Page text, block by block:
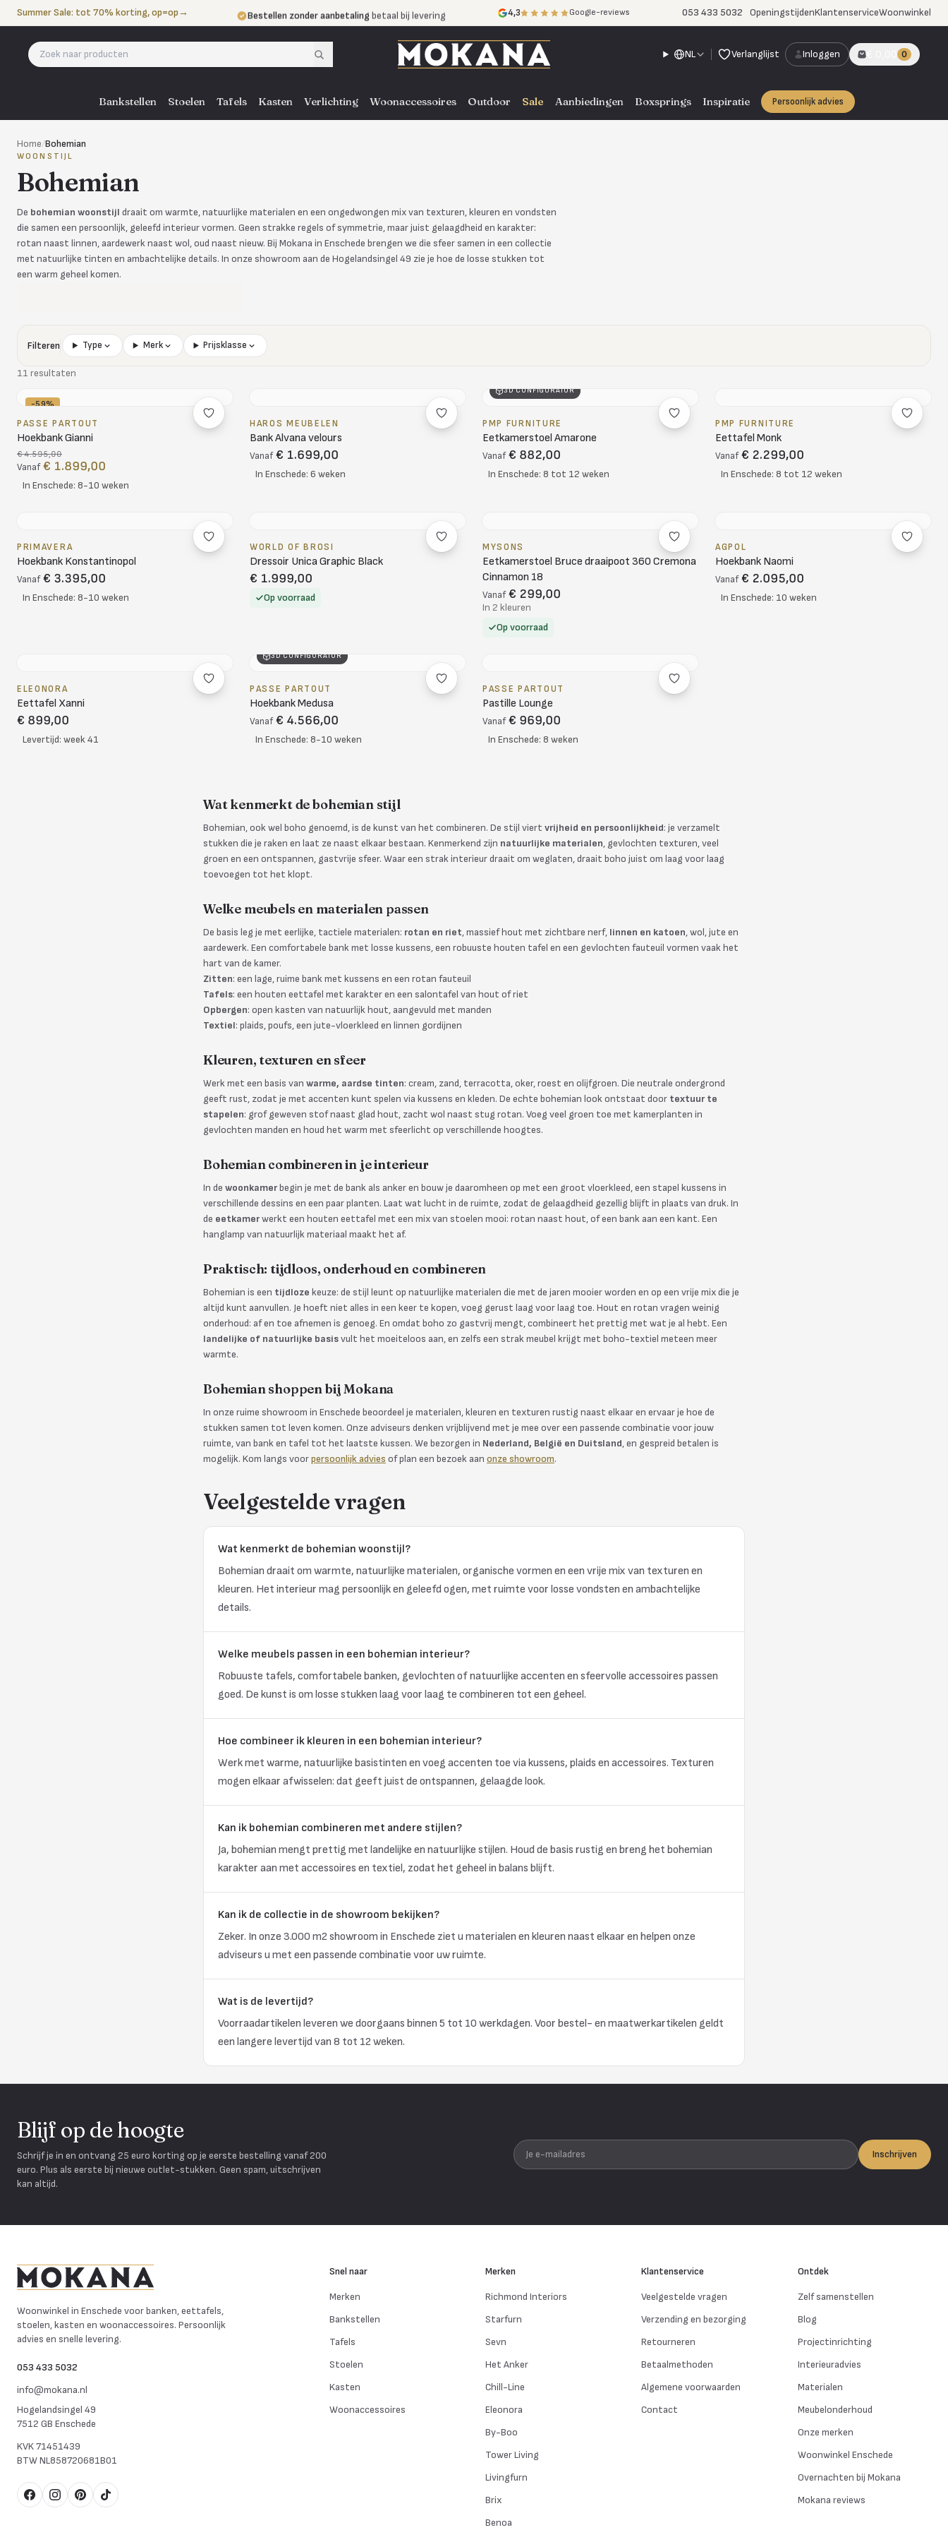
Naar de inhoud
Summer Sale: tot 70% korting, op=op→ Bestellen zonder aanbetaling betaal bij levering
Eigen bezorgdienst door heel NL, BE en DE
4,3 Google-reviews 053 433 5032 OpeningstijdenKlantenserviceWoonwinkel
NL Verlanglijst Inloggen € 0,00 0
Bankstellen Stoelen Tafels Kasten Verlichting Woonaccessoires Outdoor Sale Aanbiedingen Boxsprings Inspiratie Persoonlijk advies
Home/Bohemian
WOONSTIJL
Bohemian
De bohemian woonstijl draait om warmte, natuurlijke materialen en een ongedwongen mix van texturen, kleuren en vondsten
die samen een persoonlijk, geleefd interieur vormen. Geen strakke regels of symmetrie, maar juist gelaagdheid en karakter:
rotan naast linnen, aardewerk naast wol, oud naast nieuw. Bij Mokana in Enschede brengen we die sfeer samen in een collectie
met natuurlijke tinten en ambachtelijke details. In onze showroom aan de Hogelandsingel 49 zie je hoe de losse stukken tot
een warm geheel komen.
Filteren Type Merk Prijsklasse
11 resultaten
-59%
PASSE PARTOUT
Hoekbank Gianni
€ 4.595,00
Vanaf € 1.899,00
In Enschede: 8-10 weken
HAROS MEUBELEN
Bank Alvana velours
Vanaf € 1.699,00
In Enschede: 6 weken
3D CONFIGURATOR
PMP FURNITURE
Eetkamerstoel Amarone
Vanaf € 882,00
In Enschede: 8 tot 12 weken
PMP FURNITURE
Eettafel Monk
Vanaf € 2.299,00
In Enschede: 8 tot 12 weken
PRIMAVERA
Hoekbank Konstantinopol
Vanaf € 3.395,00
In Enschede: 8-10 weken
WORLD OF BROSI
Dressoir Unica Graphic Black
€ 1.999,00
Op voorraad
MYSONS
Eetkamerstoel Bruce draaipoot 360 Cremona
Cinnamon 18
Vanaf € 299,00
In 2 kleuren
Op voorraad
AGPOL
Hoekbank Naomi
Vanaf € 2.095,00
In Enschede: 10 weken
ELEONORA
Eettafel Xanni
€ 899,00
Levertijd: week 41
3D CONFIGURATOR
PASSE PARTOUT
Hoekbank Medusa
Vanaf € 4.566,00
In Enschede: 8-10 weken
PASSE PARTOUT
Pastille Lounge
Vanaf € 969,00
In Enschede: 8 weken
Wat kenmerkt de bohemian stijl
Bohemian, ook wel boho genoemd, is de kunst van het combineren. De stijl viert vrijheid en persoonlijkheid: je verzamelt
stukken die je raken en laat ze naast elkaar bestaan. Kenmerkend zijn natuurlijke materialen, gevlochten texturen, veel
groen en een ontspannen, gastvrije sfeer. Waar een strak interieur draait om weglaten, draait boho juist om laag voor laag
toevoegen tot het klopt.
Welke meubels en materialen passen
De basis leg je met eerlijke, tactiele materialen: rotan en riet, massief hout met zichtbare nerf, linnen en katoen, wol, jute en
aardewerk. Een comfortabele bank met losse kussens, een robuuste houten tafel en een gevlochten fauteuil vormen vaak het
hart van de kamer.
Zitten: een lage, ruime bank met kussens en een rotan fauteuil
Tafels: een houten eettafel met karakter en een salontafel van hout of riet
Opbergen: open kasten van natuurlijk hout, aangevuld met manden
Textiel: plaids, poufs, een jute-vloerkleed en linnen gordijnen
Kleuren, texturen en sfeer
Werk met een basis van warme, aardse tinten: cream, zand, terracotta, oker, roest en olijfgroen. Die neutrale ondergrond
geeft rust, zodat je met accenten kunt spelen via kussens en kleden. De echte bohemian look ontstaat door textuur te
stapelen: grof geweven stof naast glad hout, zacht wol naast stug rotan. Voeg veel groen toe met kamerplanten in
gevlochten manden en houd het warm met sfeerlicht op verschillende hoogtes.
Bohemian combineren in je interieur
In de woonkamerbegin je met de bank als anker en bouw je daaromheen op met een groot vloerkleed, een stapel kussens in
verschillende dessins en een paar planten. Laat wat lucht in de ruimte, zodat de gelaagdheid gezellig blijft in plaats van druk. In
de eetkamerwerkt een houten eettafel met een mix van stoelen mooi: rotan naast hout, of een bank aan een kant. Een
hanglamp van natuurlijk materiaal maakt het af.
Praktisch: tijdloos, onderhoud en combineren
Bohemian is een tijdloze keuze: de stijl leunt op natuurlijke materialen die met de jaren mooier worden en op een vrije mix die je
altijd kunt aanvullen. Je hoeft niet alles in een keer te kopen, voeg gerust laag voor laag toe. Hout en rotan vragen weinig
onderhoud: af en toe afnemen is genoeg. En omdat boho zo gastvrij mengt, combineert het prettig met wat je al hebt. Een
landelijke of natuurlijke basisvult het moeiteloos aan, en zelfs een strak meubel krijgt met boho-textiel meteen meer
warmte.
Bohemian shoppen bij Mokana
In onze ruime showroom in Enschede beoordeel je materialen, kleuren en texturen rustig naast elkaar en ervaar je hoe de
stukken samen tot leven komen. Onze adviseurs denken vrijblijvend met je mee over een passende combinatie voor jouw
ruimte, van bank en tafel tot het laatste kussen. We bezorgen in Nederland, België en Duitsland, en gespreid betalen is
mogelijk. Kom langs voorpersoonlijk advies of plan een bezoek aan onze showroom.
Veelgestelde vragen
Wat kenmerkt de bohemian woonstijl?
Bohemian draait om warmte, natuurlijke materialen, organische vormen en een vrije mix van texturen en
kleuren. Het interieur mag persoonlijk en geleefd ogen, met ruimte voor losse vondsten en ambachtelijke
details.
Welke meubels passen in een bohemian interieur?
Robuuste tafels, comfortabele banken, gevlochten of natuurlijke accenten en sfeervolle accessoires passen
goed. De kunst is om losse stukken laag voor laag te combineren tot een geheel.
Hoe combineer ik kleuren in een bohemian interieur?
Werk met warme, natuurlijke basistinten en voeg accenten toe via kussens, plaids en accessoires. Texturen
mogen elkaar afwisselen: dat geeft juist de ontspannen, gelaagde look.
Kan ik bohemian combineren met andere stijlen?
Ja, bohemian mengt prettig met landelijke en natuurlijke stijlen. Houd de basis rustig en breng het bohemian
karakter aan met accessoires en textiel, zodat het geheel in balans blijft.
Kan ik de collectie in de showroom bekijken?
Zeker. In onze 3.000 m2 showroom in Enschede ziet u materialen en kleuren naast elkaar en helpen onze
adviseurs u met een passende combinatie voor uw ruimte.
Wat is de levertijd?
Voorraadartikelen leveren we doorgaans binnen 5 tot 10 werkdagen. Voor bestel- en maatwerkartikelen geldt
een langere levertijd van 8 tot 12 weken.
Blijf op de hoogte
Schrijf je in en ontvang 25 euro korting op je eerste bestelling vanaf 200
euro. Plus als eerste bij nieuwe outlet-stukken. Geen spam, uitschrijven
kan altijd.
Je e-mailadres
Inschrijven
Woonwinkel in Enschede voor banken, eettafels,
stoelen, kasten en woonaccessoires. Persoonlijk
advies en snelle levering.
053 433 5032
info@mokana.nl
Hogelandsingel 49
7512 GB Enschede
KVK71451439
BTWNL858720681B01
FacebookInstagram
Pinterest
TikTok
Snel naar
Merken
Bankstellen
Tafels
Stoelen
Kasten
Woonaccessoires
Merken
Richmond Interiors
Starfurn
Sevn
Het Anker
Chill-Line
Eleonora
By-Boo
Tower Living
Livingfurn
Brix
Benoa
Klantenservice
Veelgestelde vragen
Verzending en bezorging
Retourneren
Betaalmethoden
Algemene voorwaarden
Contact
Ontdek
Zelf samenstellen
Blog
Projectinrichting
Interieuradvies
Materialen
Meubelonderhoud
Onze merken
Woonwinkel Enschede
Overnachten bij Mokana
Mokana reviews